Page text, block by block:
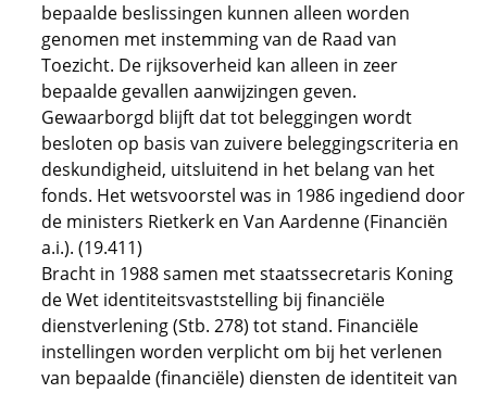
bepaalde beslissingen kunnen alleen worden
genomen met instemming van de Raad van
Toezicht. De rijksoverheid kan alleen in zeer
bepaalde gevallen aanwijzingen geven.
Gewaarborgd blijft dat tot beleggingen wordt
besloten op basis van zuivere beleggingscriteria en
deskundigheid, uitsluitend in het belang van het
fonds. Het wetsvoorstel was in 1986 ingediend door
de ministers Rietkerk en Van Aardenne (Financiën
a.i.). (19.411)
Bracht in 1988 samen met staatssecretaris Koning
de Wet identiteitsvaststelling bij financiële
dienstverlening (Stb. 278) tot stand. Financiële
instellingen worden verplicht om bij het verlenen
van bepaalde (financiële) diensten de identiteit van